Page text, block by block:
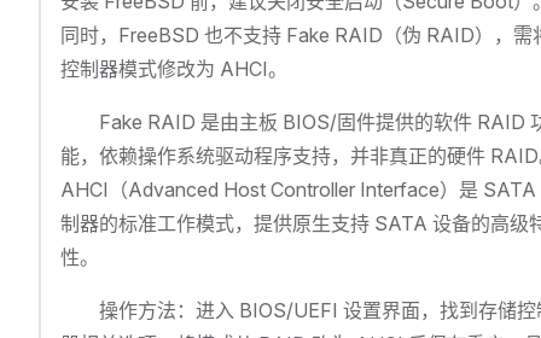
同时，FreeBSD 也不支持 Fake RAID（伪 RAID），需
控制器模式修改为 AHCI。
Fake RAID 是由主板 BIOS/固件提供的软件 RAID
能，依赖操作系统驱动程序支持，并非真正的硬件
AHCI（Advanced Host Controller Interface）是 SATA
制器的标准工作模式，提供原生支持 SATA 设备的高级
性。
操作方法：进入 BIOS/UEFI 设置界面，找到存储控